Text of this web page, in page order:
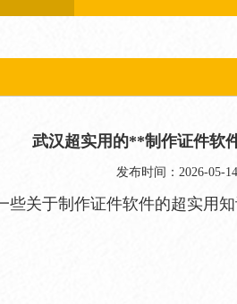
武汉超实用的**制作证件软
发布时间：2026-05-14
关于制作证件软件的超实用知